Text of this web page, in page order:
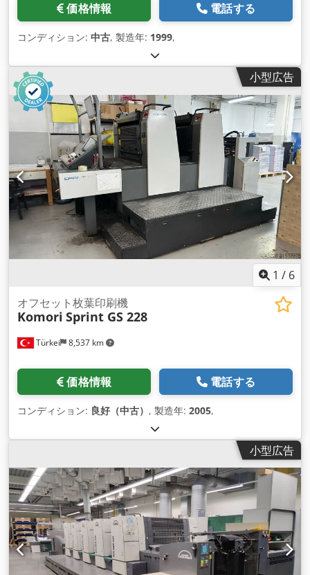
価格情報 電話する
コンディション: 中古, 製造年: 1999,
小型広告
1 / 6
Türkei 8,537 km
オフセット枚葉印刷機
Komori Sprint GS 228
価格情報 電話する
コンディション: 良好（中古） , 製造年: 2005,
小型広告